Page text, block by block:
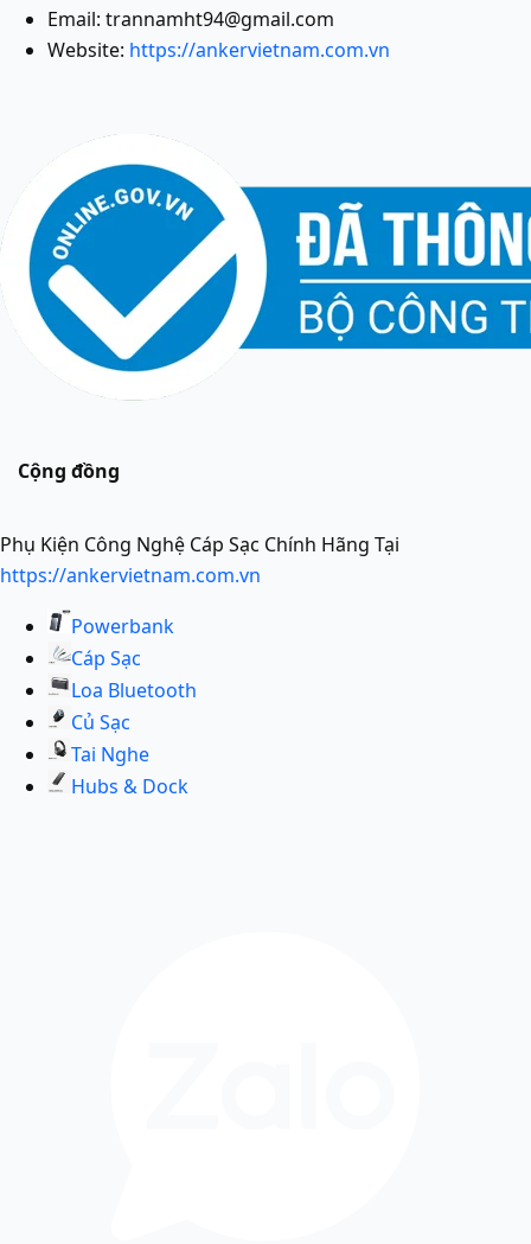
Email: trannamht94@gmail.com
Website: https://ankervietnam.com.vn
Cộng đồng
Phụ Kiện Công Nghệ Cáp Sạc Chính Hãng Tại
https://ankervietnam.com.vn
Powerbank
Cáp Sạc
Loa Bluetooth
Củ Sạc
Tai Nghe
Hubs & Dock